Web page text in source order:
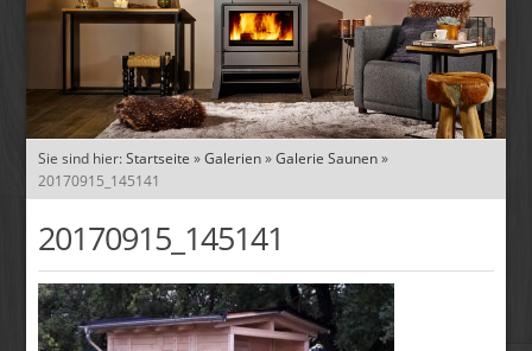
Sie sind hier:Startseite »Galerien»Galerie Saunen»
20170915_145141
20170915_145141